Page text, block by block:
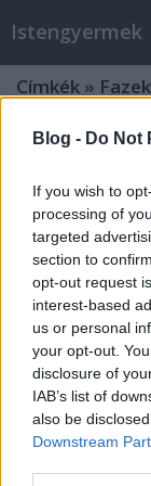
Blog - Do Not
If you wish to
processing of
targeted
section to
opt-out request
interest-based
us or personal
your opt-out.
disclosure of
IAB’s list of
also be
Downstream
Istengyermek
Címkék »
A
videói
Istengyermek• 2014.
fénykép:
Bulás Mária
2013.12.21.-
2014.01.19.-
Fazekasné
Alma
indul